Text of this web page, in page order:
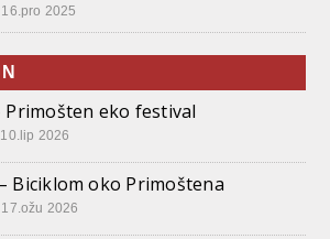
2025
Primošten eko festival
2026
Biciklom oko Primoštena
2026